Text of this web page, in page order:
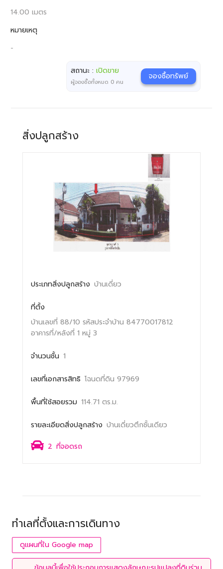
14.00 เมตร
หมายเหตุ
-
สถานะ :เปิดขาย
ผู้จองซื้อทั้งหมด 0 คน
จองซื้อทรัพย์
สิ่งปลูกสร้าง
ประเภทสิ่งปลูกสร้าง บ้านเดี่ยว
ที่ตั้ง
บ้านเลขที่ 88/10 รหัสประจำบ้าน 84770017812
อาคารที่/หลังที่ 1 หมู่ 3
จำนวนชั้น 1
เลขที่เอกสารสิทธิ โฉนดที่ดิน 97969
พื้นที่ใช้สอยรวม 114.71 ตร.ม.
รายละเอียดสิ่งปลูกสร้าง บ้านเดี่ยวตึกชั้นเดียว
2 ที่จอดรถ
ทำเลที่ตั้งและการเดินทาง
ดูแผนที่ใน Google map